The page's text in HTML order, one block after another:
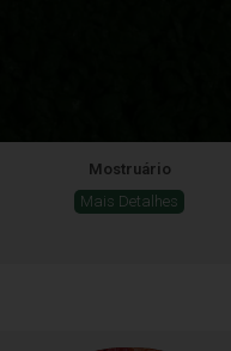
Mostruário
Mais Detalhes